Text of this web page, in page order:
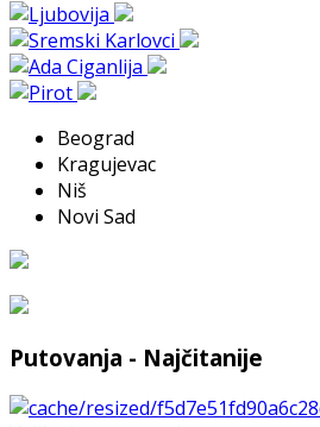
Beograd
Kragujevac
Niš
Novi Sad
Putovanja - Najčitanije